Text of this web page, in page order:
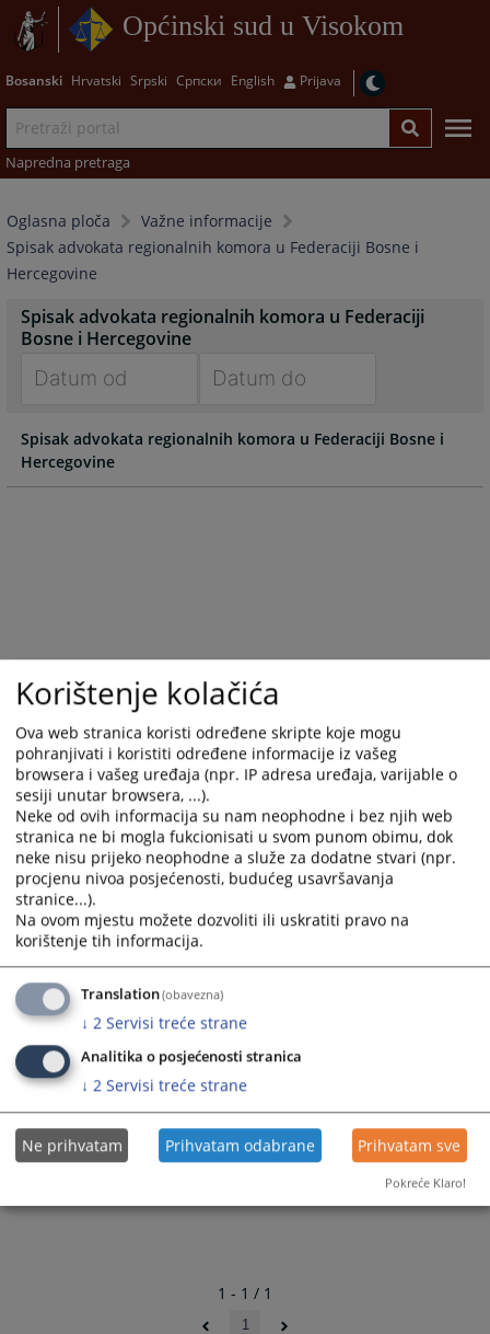
Općinski sud u Visokom
Bosanski Hrvatski Srpski Српски English Prijava
Napredna pretraga
Oglasna ploča
Važne informacije
Spisak advokata regionalnih komora u Federaciji Bosne i
Hercegovine
Spisak advokata regionalnih komora u Federaciji
Bosne i Hercegovine
forward
to
interact
date.
Press
the
question
mark
key
to
get
the
keyboard
shortcuts
for
changing
dates.
forward
interact
date.
Press
the
question
mark
key
to
get
the
keyboard
for
changing
dates.
Spisak advokata regionalnih komora u Federaciji Bosne i
Hercegovine
1 - 1 / 1
1
Korištenje kolačića
Ova web stranica koristi određene skripte koje mogu
pohranjivati i koristiti određene informacije iz vašeg
browsera i vašeg uređaja (npr. IP adresa uređaja, varijable o
sesiji unutar browsera, ...).
Neke od ovih informacija su nam neophodne i bez njih web
stranica ne bi mogla fukcionisati u svom punom obimu, dok
neke nisu prijeko neophodne a služe za dodatne stvari (npr.
procjenu nivoa posjećenosti, budućeg usavršavanja
stranice...).
Na ovom mjestu možete dozvoliti ili uskratiti pravo na
korištenje tih informacija.
Translation(obavezna)
↓ 2 Servisi treće strane
Analitika o posjećenosti stranica
↓ 2 Servisi treće strane
Ne prihvatam Prihvatam odabrane Prihvatam sve
Pokreće Klaro!